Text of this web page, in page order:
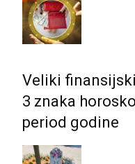
Veliki
3 znaka
period godine